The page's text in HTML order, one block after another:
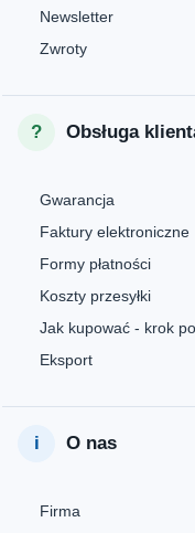
Newsletter
Zwroty
Obsługa
Gwarancja
Faktury elektroniczne
Formy płatności
Koszty przesyłki
Jak kupować - krok
Eksport
O nas
Firma